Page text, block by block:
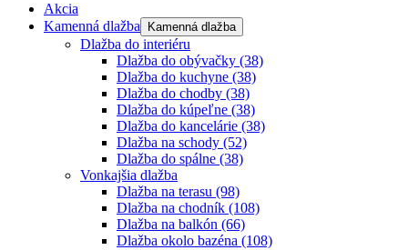
Akcia
Kamenná dlažba
Kamenná dlažba
Dlažba do interiéru
Dlažba do obývačky (38)
Dlažba do kuchyne (38)
Dlažba do chodby (38)
Dlažba do kúpeľne (38)
Dlažba do kancelárie (38)
Dlažba na schody (52)
Dlažba do spálne (38)
Vonkajšia dlažba
Dlažba na terasu (98)
Dlažba na chodník (108)
Dlažba na balkón (66)
Dlažba okolo bazéna (108)